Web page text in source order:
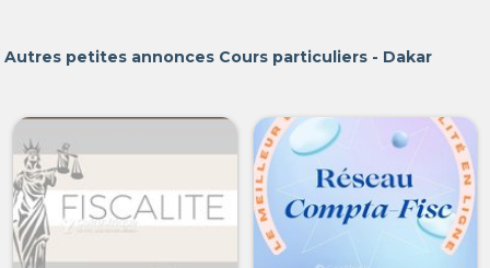
Autres petites annonces Cours particuliers - Dakar